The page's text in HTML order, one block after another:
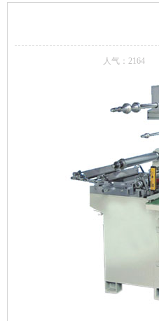
人气： 2164